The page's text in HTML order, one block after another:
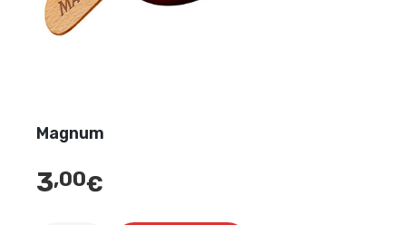
Magnum
3,00€